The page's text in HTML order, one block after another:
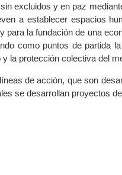
excluidos y en paz
a establecer espacios
para la fundación de una
como puntos de partida
la protección colectiva del
de acción, que son
se desarrollan proyectos